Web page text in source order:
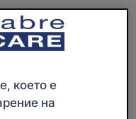
ELGYDIUM
Clinic
Sensileave
за
дентинова
което е
на